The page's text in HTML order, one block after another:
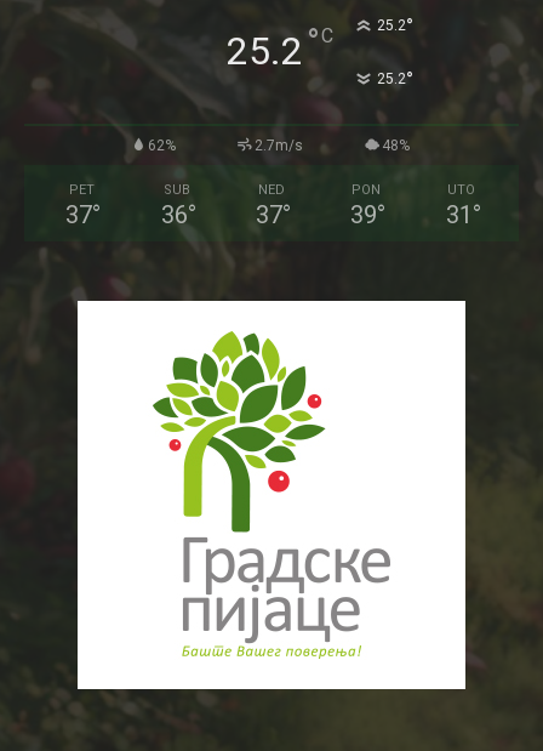
25.2 °C 25.2°
25.2°
62% 2.7m/s 48%
PET
37°
SUB
36°
NED
37°
PON
39°
UTO
31 °